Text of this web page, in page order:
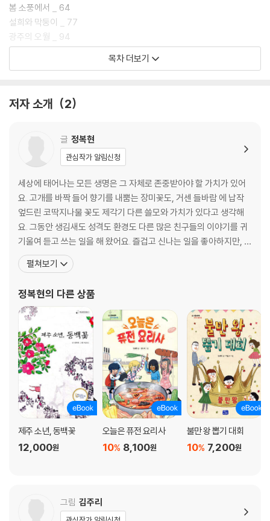
봄 소풍에서 _ 64
설희와 막둥이 _ 77
광주의 오월 _ 94
오월단의 첫 답사 _ 106
끔찍한 기억 _ 173
예전으로 돌아가고 싶어 _ 195
큰아빠의 비밀 _ 207
서로의 소식 _ 223
빛의 속도로 달리면 _ 229
작가의 말 _ 234
목차 더보기
저자 소개 2
글 정복현
관심작가 알림신청
세상에 태어나는 모든 생명은 그 자체로 존중받아야 할 가치가 있어
요. 고개를 바짝 들어 향기를 내뿜는 장미꽃도, 거센 들바람 에 납작
엎드린 코딱지나물 꽃도 제각기 다른 쓸모와 가치가 있다고 생각해
요. 그동안 생김새도 성격도 환경도 다른 많은 친구들의 이야기를 귀
기울여 듣고 쓰는 일을 해 왔어요. 즐겁고 신나는 일을 좋아하지만, 즐
겁지 않고 신나지 않는 마음에 대해 더 많은 안타까움과 관심을 갖고
있어요. 지금까지 지은 책으로 『우정의 규칙』, 『콜라밥』, 『제주 소년
기 대회』 등이 있어요. 노
펼쳐보기
정복현의 다른 상품
제주 소년, 동백꽃
12,000원
오늘은 퓨전 요리사
8,100원
10%
불만 왕 뽑기 대회
7,200원
10%
그림 김주리